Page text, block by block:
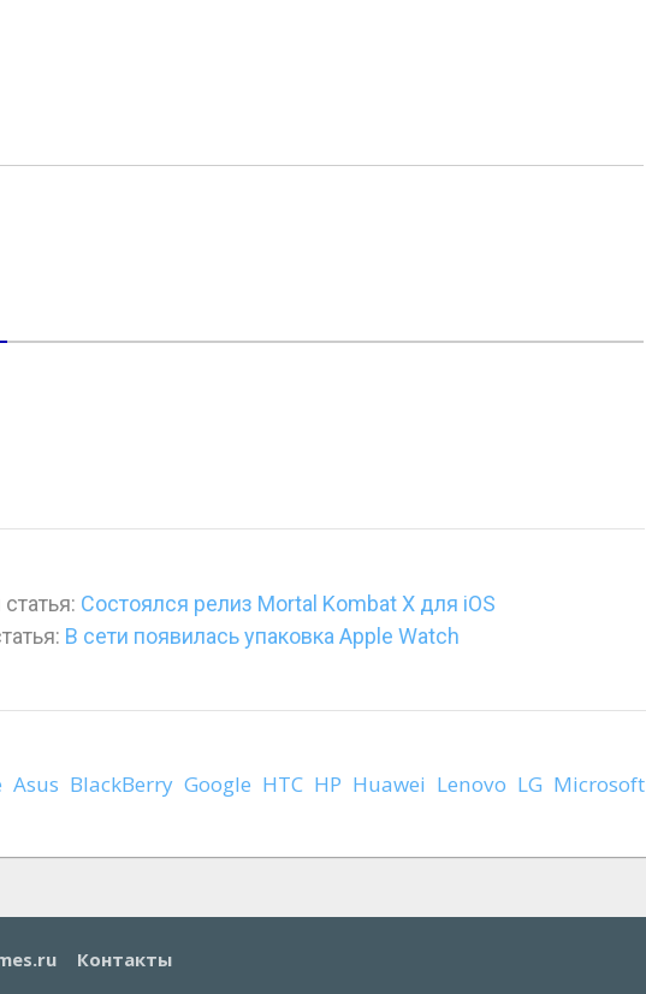
Состоялся релиз Mortal Kombat X для iOS
В сети появилась упаковка Apple Watch
Asus BlackBerry Google HTC HP Huawei Lenovo LG Microsoft
Контакты